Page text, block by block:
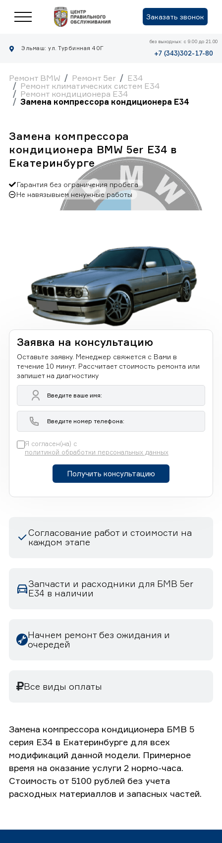
Заказать звонок
Эльмаш: ул. Турбинная 40Г
без выходных: с 9.00 до 21.00
+7 (343)302-17-80
Ремонт BMW Ремонт 5er
E34
Ремонт климатических систем E34
Ремонт кондиционера E34
Замена компрессора кондиционера E34
Замена компрессора
кондиционера BMW 5er E34 в
Екатеринбурге
Гарантия без ограничения пробега
Не навязывыем ненужные работы
Заявка на консультацию
Оставьте заявку. Менеджер свяжется с Вами в
течение 10 минут. Рассчитает стоимость ремонта или
запишет на диагностику
Я согласен(на) с
политикой обработки персональных данных
Получить консультацию
Согласование работ и стоимости на
каждом этапе
Запчасти и расходники для БМВ 5er
E34 в наличии
Начнем ремонт без ожидания и
очередей
Все виды оплаты
Замена компрессора кондиционера БМВ 5
серия E34 в Екатеринбурге для всех
модификаций данной модели. Примерное
время на оказание услуги 2 нормо-часа.
Стоимость от 5100 рублей без учета
расходных материаллов и запасных частей.